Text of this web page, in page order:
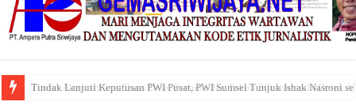
Tuntut Akuntabilitas Dana Desa, Pemuda dan Tokoh Sukamerindu Desak